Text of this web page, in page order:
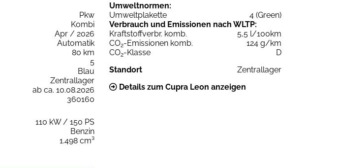
Pkw
Kombi
Apr / 2026
Automatik
80 km
5
Blau
Zentrallager
ab ca. 10.08.2026
360160
110 kW / 150 PS
Benzin
1.498 cm³
Umweltnormen:
Umweltplakette
4 (Green)
Verbrauch und Emissionen nach WLTP:
Kraftstoffverbr. komb.
5,5 l/100km
CO2-Emissionen komb.
124 g/km
CO2-Klasse
D
Standort
Zentrallager
Details zum Cupra Leon anzeigen